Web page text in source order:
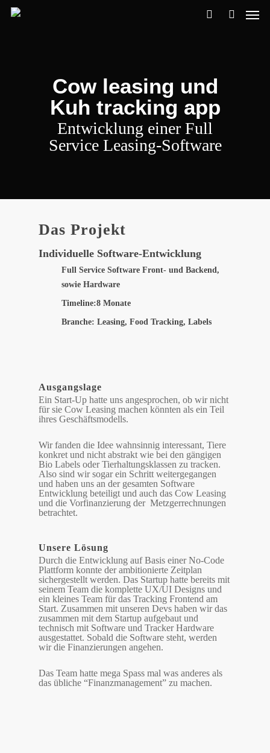
Cow leasing und
Kuh tracking app
Entwicklung einer Full
Service Leasing-Software
Das Projekt
Individuelle Software-Entwicklung
Full Service Software Front- und Backend,
sowie Hardware
Timeline:8 Monate
Branche: Leasing, Food Tracking, Labels
Ausgangslage
Ein Start-Up hatte uns angesprochen, ob wir nicht
für sie Cow Leasing machen könnten als ein Teil
ihres Geschäftsmodells.
Wir fanden die Idee wahnsinnig interessant, Tiere
konkret und nicht abstrakt wie bei den gängigen
Bio Labels oder Tierhaltungsklassen zu tracken.
Also sind wir sogar ein Schritt weitergegangen
und haben uns an der gesamten Software
Entwicklung beteiligt und auch das Cow Leasing
und die Vorfinanzierung der Metzgerrechnungen
betrachtet.
Unsere Lösung
Durch die Entwicklung auf Basis einer No-Code
Plattform konnte der ambitionierte Zeitplan
sichergestellt werden. Das Startup hatte bereits mit
seinem Team die komplette UX/UI Designs und
ein kleines Team für das Tracking Frontend am
Start. Zusammen mit unseren Devs haben wir das
zusammen mit dem Startup aufgebaut und
technisch mit Software und Tracker Hardware
ausgestattet. Sobald die Software steht, werden
wir die Finanzierungen angehen.
Das Team hatte mega Spass mal was anderes als
das übliche “Finanzmanagement” zu machen.